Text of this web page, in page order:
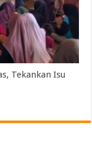
Tekankan Isu